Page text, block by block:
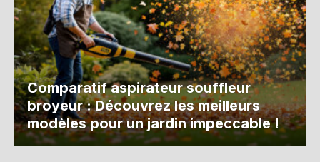
Comparatif aspirateur souffleur
broyeur : Découvrez les meilleurs
modèles pour un jardin impeccable !